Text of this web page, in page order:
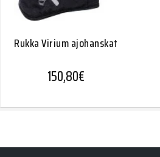
Rukka Virium ajohanskat
150,80€